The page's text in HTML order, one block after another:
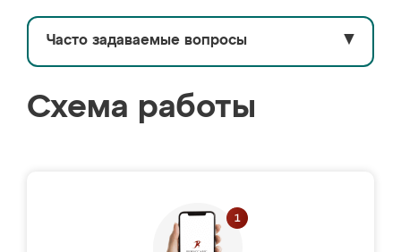
Часто задаваемые вопросы ▼
Схема работы